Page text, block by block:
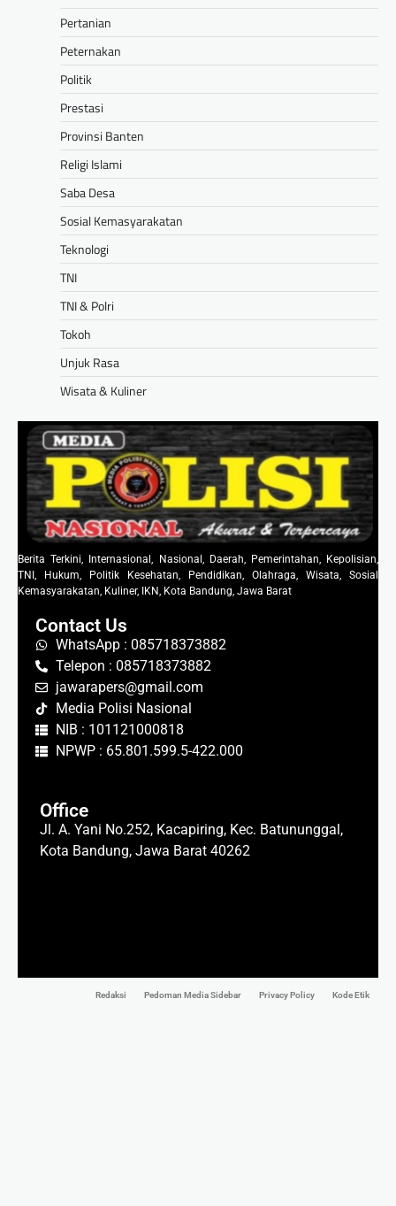
Pertanian
Peternakan
Politik
Prestasi
Provinsi Banten
Religi Islami
Saba Desa
Sosial Kemasyarakatan
Teknologi
TNI
TNI & Polri
Tokoh
Unjuk Rasa
Wisata & Kuliner
Berita Terkini, Internasional, Nasional, Daerah, Pemerintahan, Kepolisian,
TNI, Hukum, Politik Kesehatan, Pendidikan, Olahraga, Wisata, Sosial
Kemasyarakatan, Kuliner, IKN, Kota Bandung, Jawa Barat
Contact Us
WhatsApp : 085718373882
Telepon : 085718373882
jawarapers@gmail.com
Media Polisi Nasional
NIB : 101121000818
NPWP : 65.801.599.5-422.000
Office
Jl. A. Yani No.252, Kacapiring, Kec. Batununggal,
Kota Bandung, Jawa Barat 40262
Redaksi Pedoman Media Sidebar Privacy Policy Kode Etik